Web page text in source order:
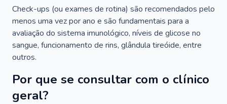
Check-ups (ou exames de rotina) são recomendados pelo
menos uma vez por ano e são fundamentais para a
avaliação do sistema imunológico, níveis de glicose no
sangue, funcionamento de rins, glândula tireóide, entre
outros.
Por que se consultar com o clínico
geral?